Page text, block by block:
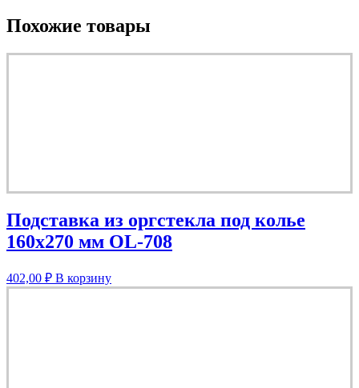
Похожие товары
Подставка из оргстекла под колье
160х270 мм OL-708
402,00 ₽ В корзину